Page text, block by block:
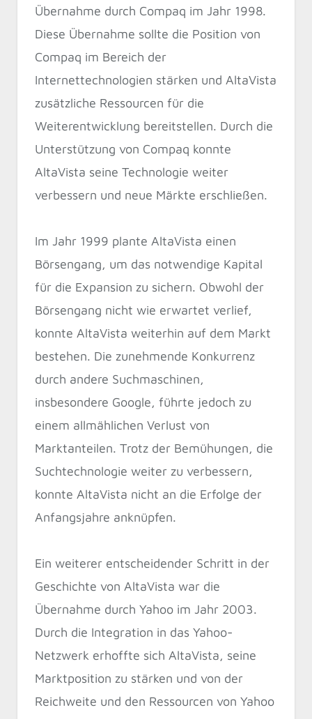
Übernahme durch Compaq im Jahr 1998.
Diese Übernahme sollte die Position von
Compaq im Bereich der
Internettechnologien stärken und AltaVista
zusätzliche Ressourcen für die
Weiterentwicklung bereitstellen. Durch die
Unterstützung von Compaq konnte
AltaVista seine Technologie weiter
verbessern und neue Märkte erschließen.
Im Jahr 1999 plante AltaVista einen
Börsengang, um das notwendige Kapital
für die Expansion zu sichern. Obwohl der
Börsengang nicht wie erwartet verlief,
konnte AltaVista weiterhin auf dem Markt
bestehen. Die zunehmende Konkurrenz
durch andere Suchmaschinen,
insbesondere Google, führte jedoch zu
einem allmählichen Verlust von
Marktanteilen. Trotz der Bemühungen, die
Suchtechnologie weiter zu verbessern,
konnte AltaVista nicht an die Erfolge der
Anfangsjahre anknüpfen.
Ein weiterer entscheidender Schritt in der
Geschichte von AltaVista war die
Übernahme durch Yahoo im Jahr 2003.
Durch die Integration in das Yahoo-
Netzwerk erhoffte sich AltaVista, seine
Marktposition zu stärken und von der
Reichweite und den Ressourcen von Yahoo